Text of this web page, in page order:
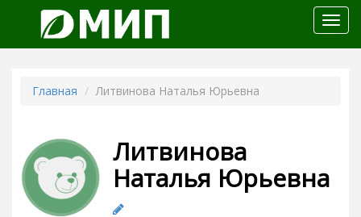
меню
Главная Литвинова Наталья Юрьевна
Литвинова
Наталья Юрьевна